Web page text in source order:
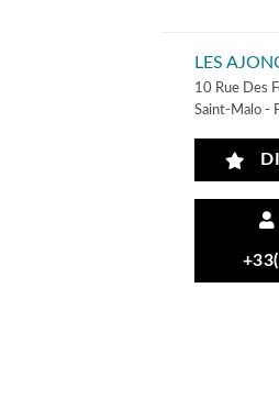
LES
10 Rue Des
Saint-Malo -